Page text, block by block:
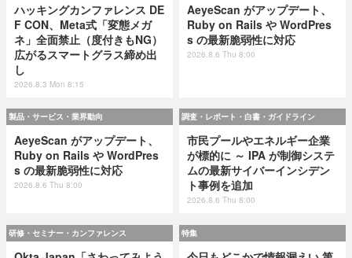
ハッキングカンファレンス DE
F CON、Meta式「変態メガ
ネ」全面禁止（度付きもNG）
広がるスマートグラス締め出
し
2026.8.3 Mon 8:15
AeyeScan がアップデート、
Ruby on Rails や WordPres
s の最新脆弱性に対応
2026.8.6 Thu 8:00
製品・サービス・業界動向
AeyeScan がアップデート、
Ruby on Rails や WordPres
s の最新脆弱性に対応
2026.8.6 Thu 8:00
調査・レポート・白書・ガイドライン
市民プールやエネルギー企業
が標的に ～ IPA が制御システ
ムの最新サイバーインシデン
ト事例を追加
2026.8.6 Thu 8:00
研修・セミナー・カンファレンス 特集